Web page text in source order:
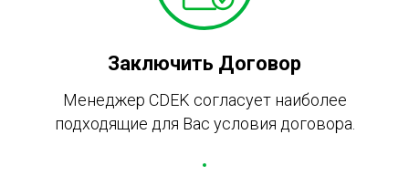
Заключить Договор
Менеджер CDEK согласует наиболее
подходящие для Вас условия договора.